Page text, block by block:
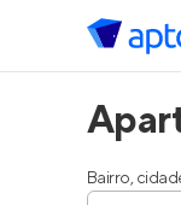
Bairro,